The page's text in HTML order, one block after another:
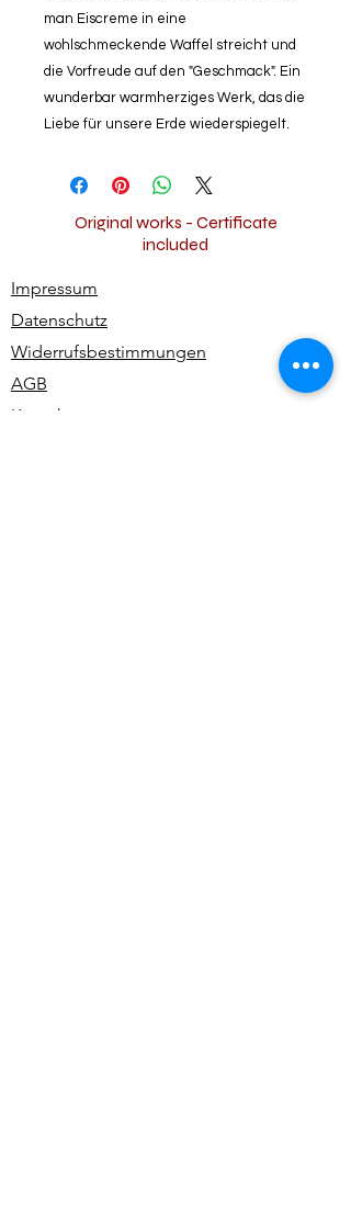
man Eiscreme in eine
wohlschmeckende Waffel streicht und
die Vorfreude auf den "Geschmack". Ein
wunderbar warmherziges Werk, das die
Liebe für unsere Erde wiederspiegelt.
Original works - Certificate
included
Impressum
Datenschutz
Widerrufsbestimmungen
AGB
Kontakt